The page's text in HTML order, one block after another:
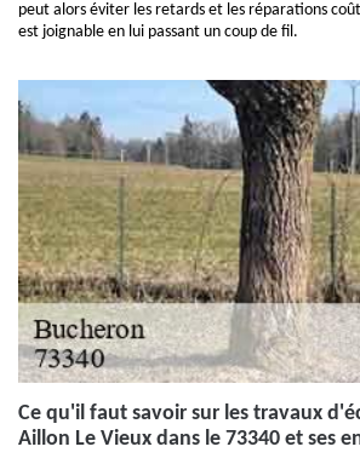
peut alors éviter les retards et les réparations
est joignable en lui passant un coup de fil.
Ce qu'il faut savoir sur les travaux
Aillon Le Vieux dans le 73340 et ses